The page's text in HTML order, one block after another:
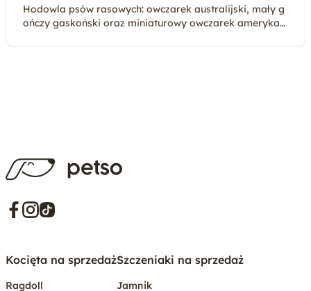
Hodowla psów rasowych: owczarek australijski, mały g
ończy gaskoński oraz miniaturowy owczarek amerykań
Kocięta na sprzedaż
Ragdoll
Szczeniaki na sprzedaż
Jamnik